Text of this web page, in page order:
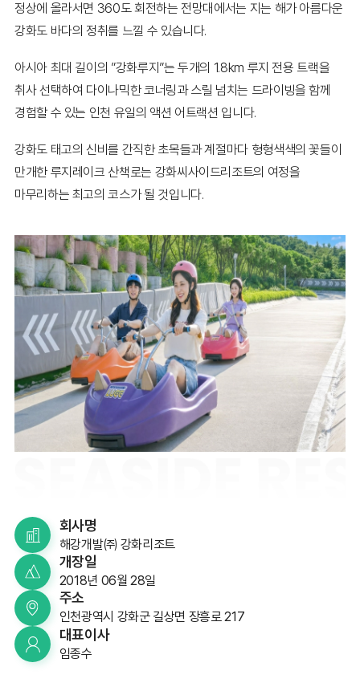
정상에 올라서면 360도 회전하는 전망대에서는 지는 해가 아름다운
강화도 바다의 정취를 느낄 수 있습니다.
아시아 최대 길이의 ”강화루지”는 두개의 1.8km 루지 전용 트랙을
취사 선택하여 다이나믹한 코너링과 스릴 넘치는 드라이빙을 함께
경험할 수 있는 인천 유일의 액션 어트랙션 입니다.
강화도 태고의 신비를 간직한 초목들과 계절마다 형형색색의 꽃들이
만개한 루지레이크 산책로는 강화씨사이드리조트의 여정을
마무리하는 최고의 코스가 될 것입니다.
회사명
해강개발㈜ 강화리조트
개장일
2018년 06월 28일
주소
인천광역시 강화군 길상면 장흥로 217
대표이사
임종수